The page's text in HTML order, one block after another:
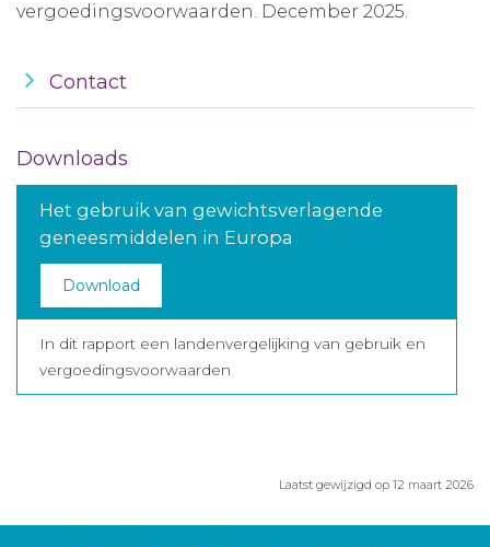
vergoedingsvoorwaarden. December 2025.
Contact
Downloads
Het gebruik van gewichtsverlagende
geneesmiddelen in Europa
Download
In dit rapport een landenvergelijking van gebruik en
vergoedingsvoorwaarden
Laatst gewijzigd op 12 maart 2026